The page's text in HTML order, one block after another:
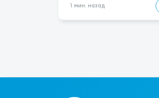
работать &bul...
1 мин. назад